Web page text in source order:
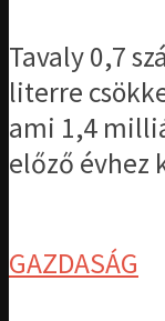
Tavaly 0,7
literre
ami 1,4
előző évhez
GAZDASÁG